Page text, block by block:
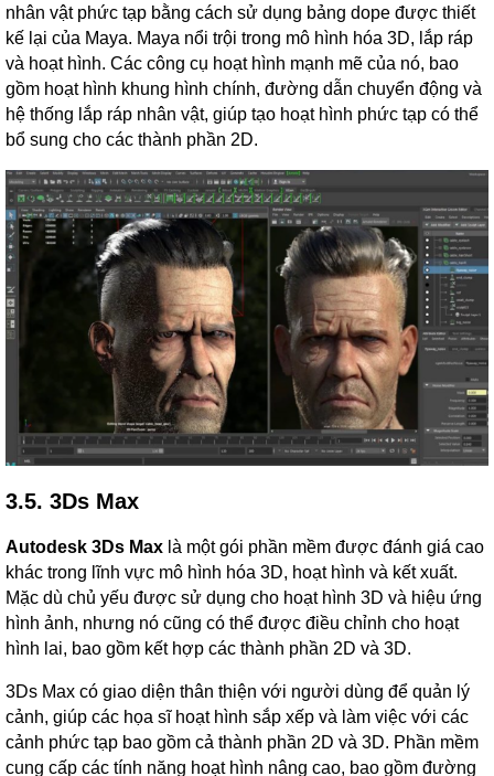
nhân vật phức tạp bằng cách sử dụng bảng dope được thiết
kế lại của Maya. Maya nổi trội trong mô hình hóa 3D, lắp ráp
và hoạt hình. Các công cụ hoạt hình mạnh mẽ của nó, bao
gồm hoạt hình khung hình chính, đường dẫn chuyển động và
hệ thống lắp ráp nhân vật, giúp tạo hoạt hình phức tạp có thể
bổ sung cho các thành phần 2D.
3.5. 3Ds Max
Autodesk 3Ds Max là một gói phần mềm được đánh giá cao
khác trong lĩnh vực mô hình hóa 3D, hoạt hình và kết xuất.
Mặc dù chủ yếu được sử dụng cho hoạt hình 3D và hiệu ứng
hình ảnh, nhưng nó cũng có thể được điều chỉnh cho hoạt
hình lai, bao gồm kết hợp các thành phần 2D và 3D.
3Ds Max có giao diện thân thiện với người dùng để quản lý
cảnh, giúp các họa sĩ hoạt hình sắp xếp và làm việc với các
cảnh phức tạp bao gồm cả thành phần 2D và 3D. Phần mềm
cung cấp các tính năng hoạt hình nâng cao, bao gồm đường